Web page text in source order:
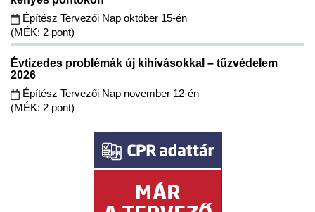
Építész Tervezői Nap október 15-én
(MÉK: 2 pont)
Évtizedes problémák új kihívásokkal – tűzvédelem
2026
Építész Tervezői Nap november 12-én
(MÉK: 2 pont)